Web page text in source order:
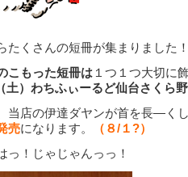
たくさんの短冊が集まりました
こもった短冊は １つ１つ大切に
土）わちふぃーるど仙台さくら
当店の伊達ダヤンが首を長―く
売になります。
（８/１?）
っ！じゃじゃんっっ！